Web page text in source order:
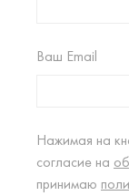
Ваш Email
Нажимая на
согласие на
принимаю